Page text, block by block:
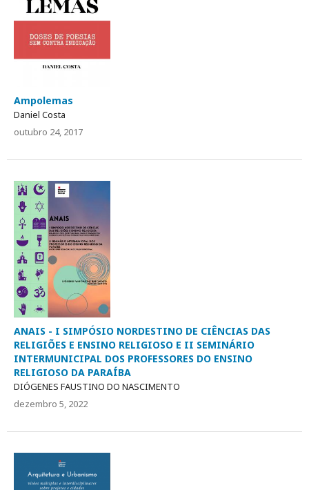
Ampolemas
Daniel Costa
outubro 24, 2017
ANAIS - I SIMPÓSIO NORDESTINO DE CIÊNCIAS DAS
RELIGIÕES E ENSINO RELIGIOSO E II SEMINÁRIO
INTERMUNICIPAL DOS PROFESSORES DO ENSINO
RELIGIOSO DA PARAÍBA
DIÓGENES FAUSTINO DO NASCIMENTO
dezembro 5, 2022